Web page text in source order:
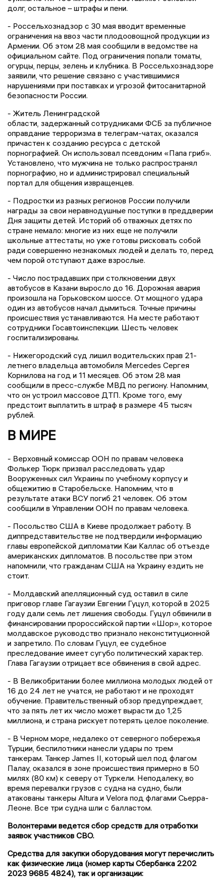
долг, остальное – штрафы и пени.
- Россельхознадзор с 30 мая вводит временные
ограничения на ввоз части плодоовощной продукции из
Армении. Об этом 28 мая сообщили в ведомстве на
официальном сайте. Под ограничения попали томаты,
огурцы, перцы, зелень и клубника. В Россельхознадзоре
заявили, что решение связано с участившимися
нарушениями при поставках и угрозой фитосанитарной
безопасности России.
- Житель Ленинградской
области, задержанный сотрудниками ФСБ за публичное
оправдание терроризма в телеграм-чатах, оказался
причастен к созданию ресурса с детской
порнографией. Он использовал псевдоним «Папа гриб».
Установлено, что мужчина не только распространял
порнографию, но и администрировал специальный
портал для общения извращенцев.
- Подростки из разных регионов России получили
награды за свои неравнодушные поступки в преддверии
Дня защиты детей. Историй об отважных детях по
стране немало: многие из них еще не получили
школьные аттестаты, но уже готовы рисковать собой
ради совершенно незнакомых людей и делать то, перед
чем порой отступают даже взрослые.
- Число пострадавших при столкновении двух
автобусов в Казани выросло до 16. Дорожная авария
произошла на Горьковском шоссе. От мощного удара
один из автобусов начал дымиться. Точные причины
происшествия устанавливаются. На месте работают
сотрудники Госавтоинспекции. Шесть человек
госпитализированы.
- Нижегородский суд лишил водительских прав 21-
летнего владельца автомобиля Mercedes Сергея
Корнилова на год и 11 месяцев. Об этом 28 мая
сообщили в пресс-службе МВД по региону. Напомним,
что он устроил массовое ДТП. Кроме того, ему
предстоит выплатить в штраф в размере 45 тысяч
рублей.
В МИРЕ
- Верховный комиссар ООН по правам человека
Фолькер Тюрк призвал расследовать удар
Вооруженных сил Украины по учебному корпусу и
общежитию в Старобельске. Напомним, что в
результате атаки ВСУ погиб 21 человек. Об этом
сообщили в Управлении ООН по правам человека.
- Посольство США в Киеве продолжает работу. В
диппредставительстве не подтвердили информацию
главы европейской дипломатии Каи Каллас об отъезде
американских дипломатов. В посольстве при этом
напомнили, что гражданам США на Украину ездить не
стоит.
- Молдавский апелляционный суд оставил в силе
приговор главе Гагаузии Евгении Гуцул, которой в 2025
году дали семь лет лишения свободы. Гуцул обвинили в
финансировании пророссийской партии «Шор», которое
молдавское руководство признало неконституционной
и запретило. По словам Гуцул, ее судебное
преследование имеет сугубо политический характер.
Глава Гагаузии отрицает все обвинения в свой адрес.
- В Великобритании более миллиона молодых людей от
16 до 24 лет не учатся, не работают и не проходят
обучение. Правительственный обзор предупреждает,
что за пять лет их число может вырасти до 1,25
миллиона, и страна рискует потерять целое поколение.
- В Черном море, недалеко от северного побережья
Турции, беспилотники нанесли удары по трем
танкерам. Танкер James II, который шел под флагом
Палау, оказался в зоне происшествия примерно в 50
милях (80 км) к северу от Туркели. Неподалеку, во
время перевалки грузов с судна на судно, были
атакованы танкеры Altura и Velora под флагами Сьерра-
Леоне. Все три судна шли с балластом.
Волонтерами ведется сбор средств для отработки
заявок участников СВО.
Средства для закупки оборудования могут перечислить
как физические лица (номер карты Сбербанка 2202
2023 9685 4824), так и организации: